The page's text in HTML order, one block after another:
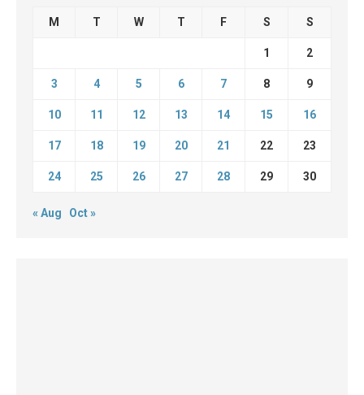
M T W T F S S
1 2
3 4 5 6 7 8 9
10 11 12 13 14 15 16
17 18 19 20 21 22 23
24 25 26 27 28 29 30
« Aug Oct »